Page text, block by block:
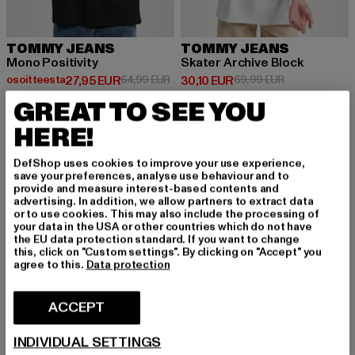
TOMMY JEANS
Mono Positivity
osoitteesta27,95 EUR
Ajankohtainen hinta: Osoitteesta 27,95 EUR
64,99 EURKampanjahinta: 64,99 EUR
TOMMY JEANS
Skater Archive Block
30,10 EUR
Ajankohtainen hinta: 30,10 EUR
69,99 EUR
-54%
GREAT TO SEE YOU
HERE!
DefShop uses cookies to improve your use experience,
save your preferences, analyse use behaviour and to
provide and measure interest-based contents and
advertising. In addition, we allow partners to extract data
or to use cookies. This may also include the processing of
your data in the USA or other countries which do not have
the EU data protection standard. If you want to change
this, click on "Custom settings". By clicking on "Accept" you
agree to this. Data protection
ACCEPT
INDIVIDUAL SETTINGS